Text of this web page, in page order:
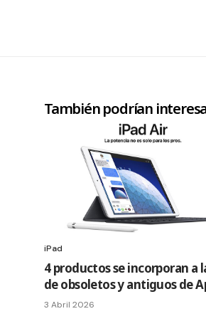
También podrían
iPad
4 productos se incorporan a
de obsoletos y antiguos de
3 Abril 2026